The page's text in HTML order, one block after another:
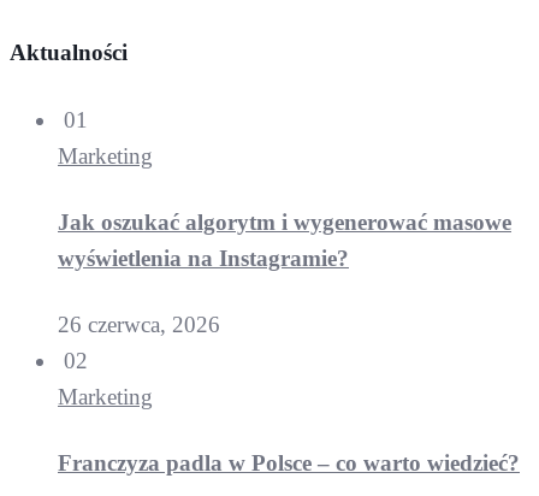
Aktualności
01
Marketing
Jak oszukać algorytm i wygenerować masowe
wyświetlenia na Instagramie?
26 czerwca, 2026
02
Marketing
Franczyza padla w Polsce – co warto wiedzieć?